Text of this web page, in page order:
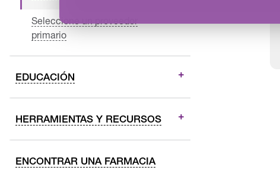
Seleccione un proveedor
primario
EDUCACIÓN
HERRAMIENTAS Y RECURSOS
ENCONTRAR UNA FARMACIA